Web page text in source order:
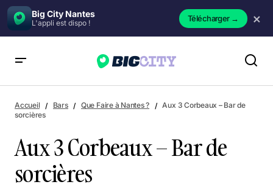
Big City Nantes
L'appli est dispo ! Télécharger→ ×
Accueil Bars Que Faire à Nantes ?
Aux 3 Corbeaux – Bar de
sorcières
Aux 3 Corbeaux – Bar de
sorcières